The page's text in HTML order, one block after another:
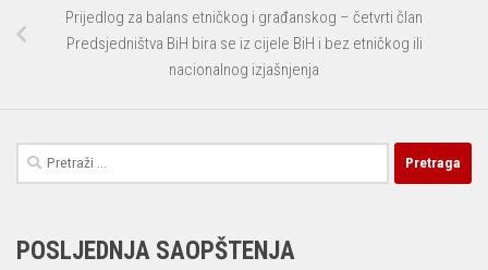
Prijedlog za balans etničkog i građanskog – četvrti član
Predsjedništva BiH bira se iz cijele BiH i bez etničkog ili
nacionalnog izjašnjenja
Pretraga:
POSLJEDNJA SAOPŠTENJA